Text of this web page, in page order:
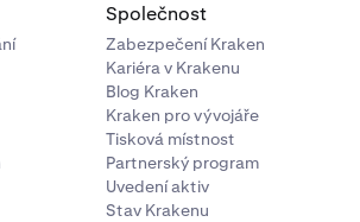
Společnost
Zabezpečení Kraken
Kariéra v Krakenu
Blog Kraken
Kraken pro vývojáře
Tisková místnost
Partnerský program
Uvedení aktiv
Stav Krakenu